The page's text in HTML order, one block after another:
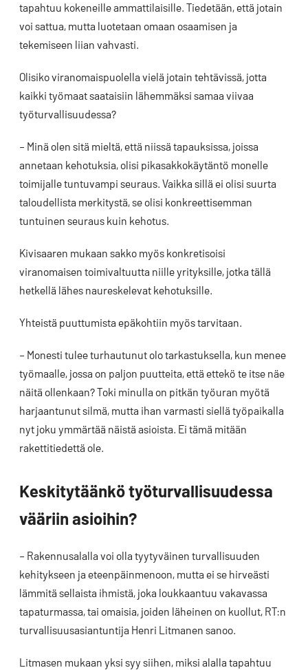
tapahtuu kokeneille ammattilaisille. Tiedetään, että jotain
voi sattua, mutta luotetaan omaan osaamisen ja
tekemiseen liian vahvasti.
Olisiko viranomaispuolella vielä jotain tehtävissä, jotta
kaikki työmaat saataisiin lähemmäksi samaa viivaa
työturvallisuudessa?
– Minä olen sitä mieltä, että niissä tapauksissa, joissa
annetaan kehotuksia, olisi pikasakkokäytäntö monelle
toimijalle tuntuvampi seuraus. Vaikka sillä ei olisi suurta
taloudellista merkitystä, se olisi konkreettisemman
tuntuinen seuraus kuin kehotus.
Kivisaaren mukaan sakko myös konkretisoisi
viranomaisen toimivaltuutta niille yrityksille, jotka tällä
hetkellä lähes naureskelevat kehotuksille.
Yhteistä puuttumista epäkohtiin myös tarvitaan.
– Monesti tulee turhautunut olo tarkastuksella, kun menee
työmaalle, jossa on paljon puutteita, että ettekö te itse näe
näitä ollenkaan? Toki minulla on pitkän työuran myötä
harjaantunut silmä, mutta ihan varmasti siellä työpaikalla
nyt joku ymmärtää näistä asioista. Ei tämä mitään
rakettitiedettä ole.
Keskitytäänkö työturvallisuudessa
vääriin asioihin?
– Rakennusalalla voi olla tyytyväinen turvallisuuden
kehitykseen ja eteenpäinmenoon, mutta ei se hirveästi
lämmitä sellaista ihmistä, joka loukkaantuu vakavassa
tapaturmassa, tai omaisia, joiden läheinen on kuollut, RT:n
turvallisuusasiantuntija Henri Litmanen sanoo.
Litmasen mukaan yksi syy siihen, miksi alalla tapahtuu